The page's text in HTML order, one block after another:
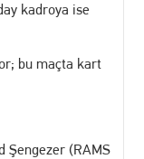
kadroya ise
bu maçta kart
Şengezer (RAMS